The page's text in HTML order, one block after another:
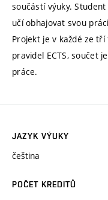
součástí výuky.
učí obhajovat svou
Projekt je v každé ze
pravidel ECTS, součet
práce.
JAZYK VÝUKY
čeština
POČET KREDITŮ